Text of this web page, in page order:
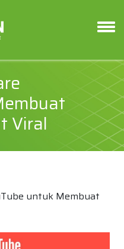
Viral
untuk Membuat